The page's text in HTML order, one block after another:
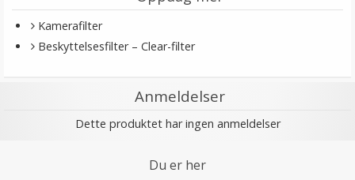
Kamerafilter
Beskyttelsesfilter – Clear-filter
Anmeldelser
Dette produktet har ingen anmeldelser
Du er her